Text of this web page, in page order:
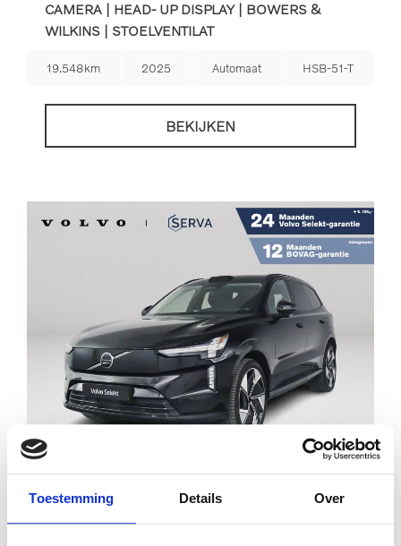
Toestemming Details Over
CAMERA | HEAD- UP DISPLAY | BOWERS &
WILKINS | STOELVENTILAT
19.548km 2025 Automaat HSB-51-T
BEKIJKEN
Financial lease
p/m